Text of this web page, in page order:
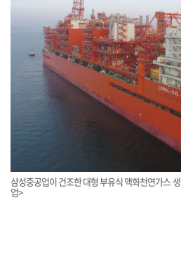
삼성중공업이 건조한 대형 부유식 액화천연가스
업>